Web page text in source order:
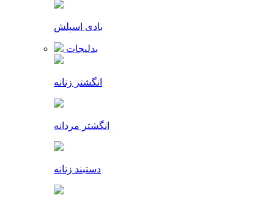
بادی اسپلش
بدلیجات
انگشتر زنانه
انگشتر مردانه
دستبند زنانه